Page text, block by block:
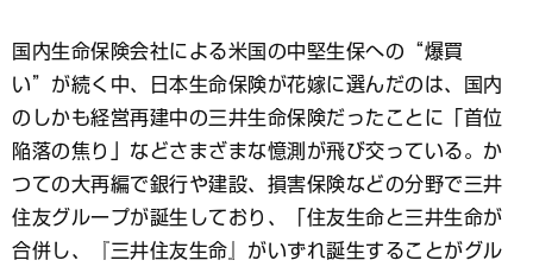
国内生命保険会社による米国の中堅生保への“爆買
い”が続く中、日本生命保険が花嫁に選んだのは、国内
のしかも経営再建中の三井生命保険だったことに「首位
陥落の焦り」などさまざまな憶測が飛び交っている。か
つての大再編で銀行や建設、損害保険などの分野で三井
住友グループが誕生しており、「住友生命と三井生命が
合併し、『三井住友生命』がいずれ誕生することがグル